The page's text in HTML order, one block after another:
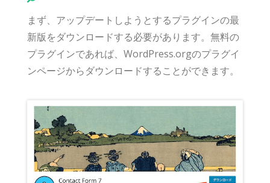
まず、アップデートしようとするプラグインの最
新版をダウンロードする必要があります。無料の
プラグインであれば、WordPress.orgのプラグイ
ンページからダウンロードすることができます。